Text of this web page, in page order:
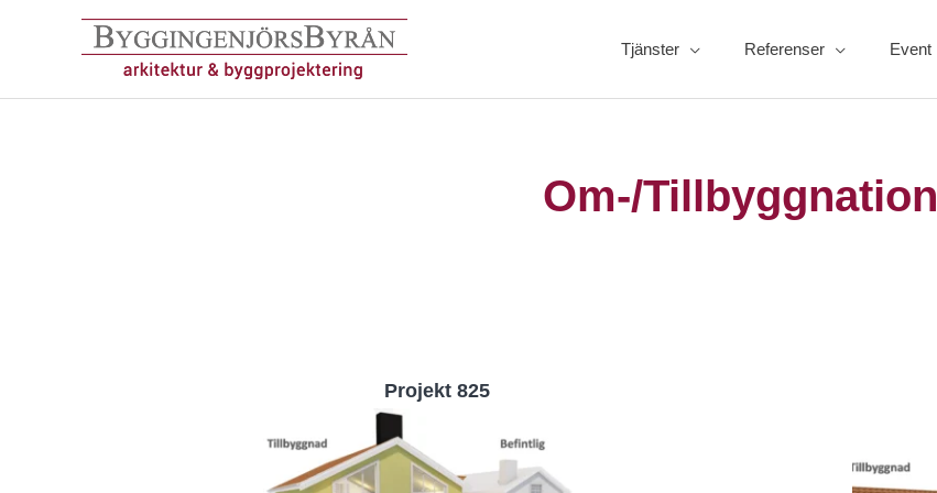
Tjänster Referenser Event
Om-/Tillbyggnation
Projekt 825